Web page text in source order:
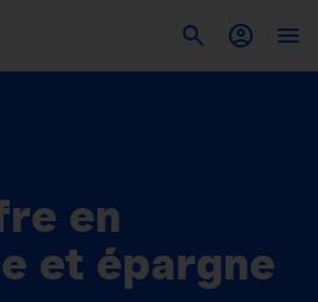
en
et épargne